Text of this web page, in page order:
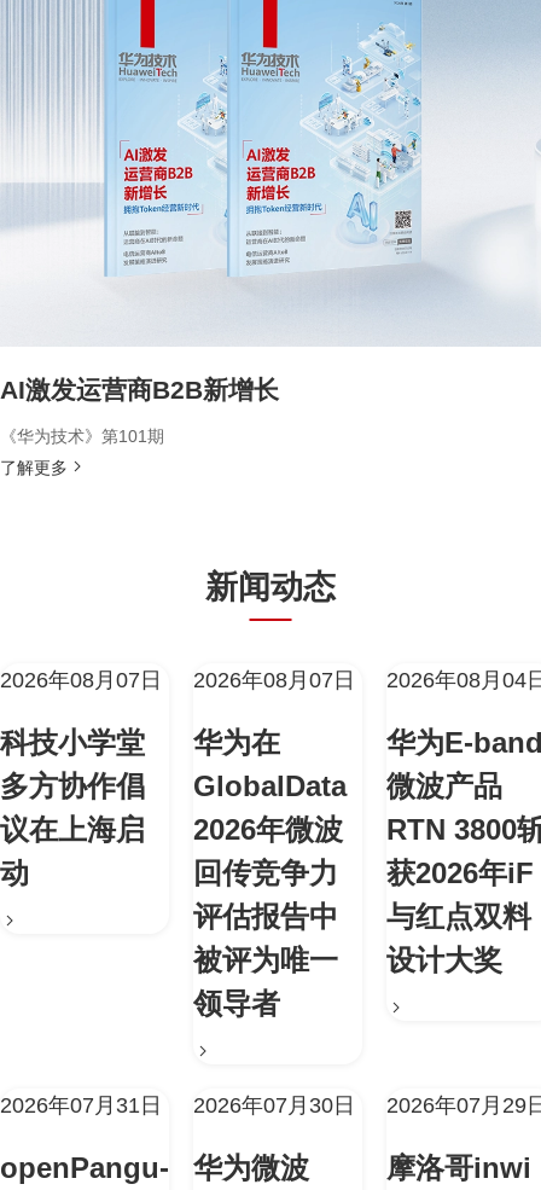
AI激发运营商B2B新增长
《华为技术》第101期
了解更多
新闻动态
2026年08月07日
科技小学堂
多方协作倡
议在上海启
动
2026年08月07日
华为在
GlobalData
2026年微波
回传竞争力
评估报告中
被评为唯一
领导者
2026年08月04
华为E-
微波产品
RTN 3800
获2026年iF
与红点双料
设计大奖
2026年07月31日
openPangu-
2026年07月30日
华为微波
2026年07月29
摩洛哥inwi